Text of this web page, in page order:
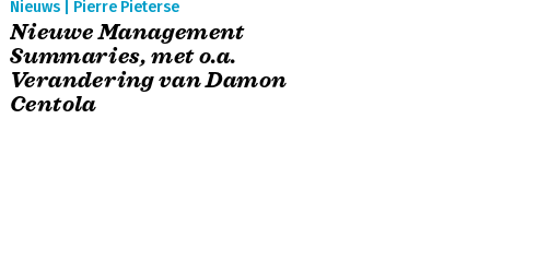
Nieuws | Pierre Pieterse
Nieuwe Management
Summaries, met o.a.
Verandering van Damon
Centola